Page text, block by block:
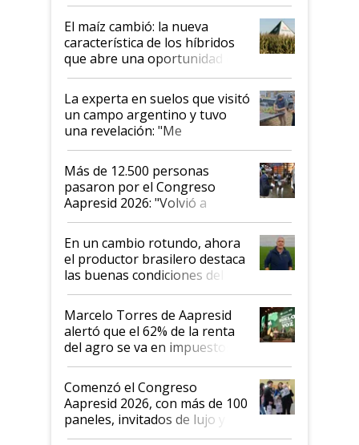
infinitas"
El maíz cambió: la nueva
característica de los híbridos
que abre una oportunidad en
el lote
La experta en suelos que visitó
un campo argentino y tuvo
una revelación: "Me
impresionó mucho"
Más de 12.500 personas
pasaron por el Congreso
Aapresid 2026: "Volvió a
demostrar que hablar del
suelo es hablar de todo el
sistema productivo"
En un cambio rotundo, ahora
el productor brasilero destaca
las buenas condiciones del
agro argentino para invertir:
"Los veo más motivados"
Marcelo Torres de Aapresid
alertó que el 62% de la renta
del agro se va en impuestos:
"No es bueno que en
Argentina se sigan discutiendo
las mismas cosas de hace 50
años"
Comenzó el Congreso
Aapresid 2026, con más de 100
paneles, invitados de lujo y
todas las tendencias